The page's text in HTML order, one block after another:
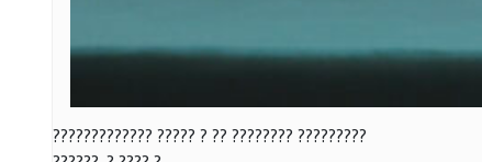
????????????? ????? ? ?? ???????? ?????????